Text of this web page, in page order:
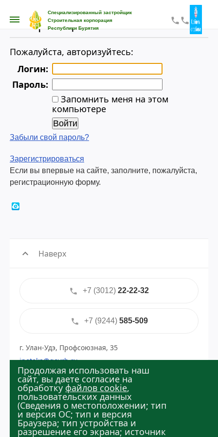
Специализированный застройщик
Строительная корпорация
Республики Бурятия
phone phone
Авторизация
Пожалуйста, авторизуйтесь:
Логин:
Пароль:
Запомнить меня на этом
компьютере
Забыли свой пароль?
Зарегистрироваться
Если вы впервые на сайте, заполните, пожалуйста,
регистрационную форму.
expand_less Наверх
phone +7 (3012) 22-22-32
phone +7 (9244)585-509
г. Улан-Удэ, Профсоюзная, 35
ipoteka@govrb.ru
Политика в отношении обработки персональных
данных
Продолжая использовать наш
сайт, вы даете согласие на
обработку файлов cookie,
пользовательских данных
(Сведения о местоположении; тип
и версия ОС; тип и версия
Браузера; тип устройства и
разрешение его экрана; источник